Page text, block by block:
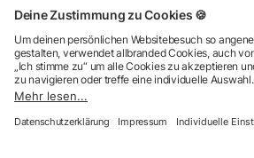
Wir verkaufen Werbeartikel,